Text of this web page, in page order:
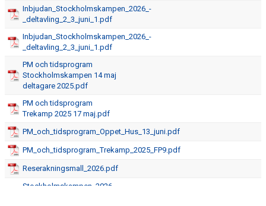
Inbjudan_Stockholmskampen_2026_-
_deltavling_2_3_juni_1.pdf
Inbjudan_Stockholmskampen_2026_-
_deltavling_2_3_juni_1.pdf
PM och tidsprogram
Stockholmskampen 14 maj
deltagare 2025.pdf
PM och tidsprogram
Trekamp 2025 17 maj.pdf
PM_och_tidsprogram_Oppet_Hus_13_juni.pdf
PM_och_tidsprogram_Trekamp_2025_FP9.pdf
Reserakningsmall_2026.pdf
Stockholmskampen_2026_-